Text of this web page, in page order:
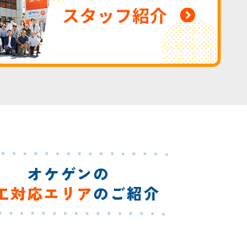
スタッフ紹介
オケゲンの
対応エリアのご紹介